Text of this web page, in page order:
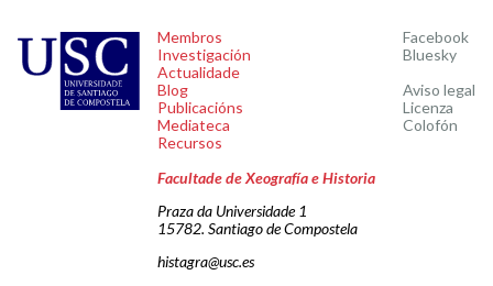
Membros
Investigación
Actualidade
Blog
Publicacións
Mediateca
Recursos
Facebook
Bluesky
Aviso legal
Licenza
Colofón
Facultade de Xeografía e Historia
Praza da Universidade 1
15782. Santiago de Compostela
histagra@usc.es